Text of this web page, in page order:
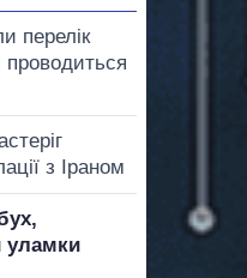
перелік
проводиться
з Іраном
уламки